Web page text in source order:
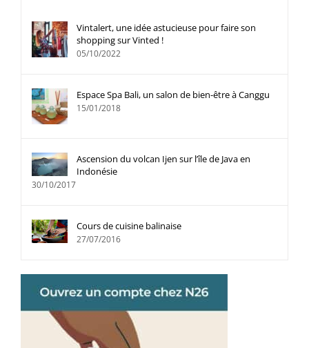
Vintalert, une idée astucieuse pour faire son
shopping sur Vinted !
05/10/2022
Espace Spa Bali, un salon de bien-être à Canggu
15/01/2018
Ascension du volcan Ijen sur l’île de Java en
Indonésie
30/10/2017
Cours de cuisine balinaise
27/07/2016